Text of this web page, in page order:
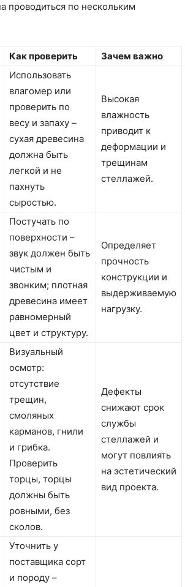
проводиться по нескольким
Как проверить Зачем важно
Использовать
влагомер или
проверить по
весу и запаху –
сухая древесина
должна быть
легкой и не
пахнуть
сыростью.
Высокая
влажность
приводит к
деформации и
трещинам
стеллажей.
Постучать по
поверхности –
звук должен быть
чистым и
звонким; плотная
древесина имеет
равномерный
цвет и структуру.
Определяет
прочность
конструкции и
выдерживаемую
нагрузку.
Визуальный
осмотр:
отсутствие
трещин,
смоляных
карманов, гнили
и грибка.
Проверить
торцы, торцы
должны быть
ровными, без
сколов.
Дефекты
снижают срок
службы
стеллажей и
могут повлиять
на эстетический
вид проекта.
Уточнить у
поставщика сорт
и породу –